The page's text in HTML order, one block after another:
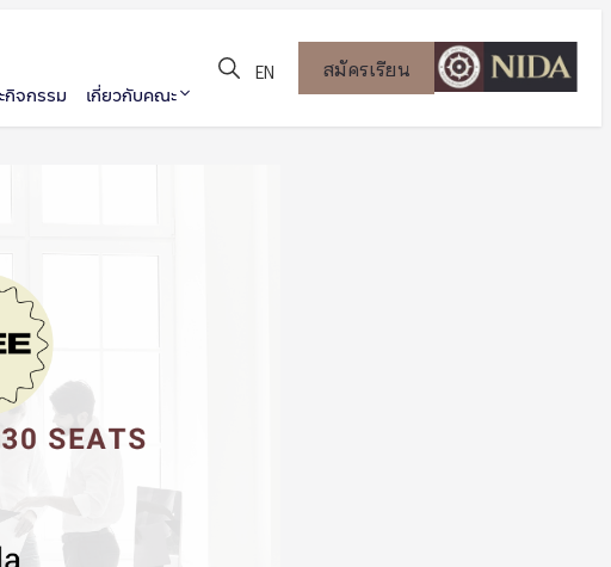
กิจกรรม เกี่ยวกับคณะ
EN สมัครเรียน